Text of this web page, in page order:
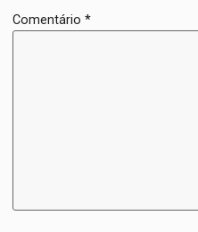
Comentário*